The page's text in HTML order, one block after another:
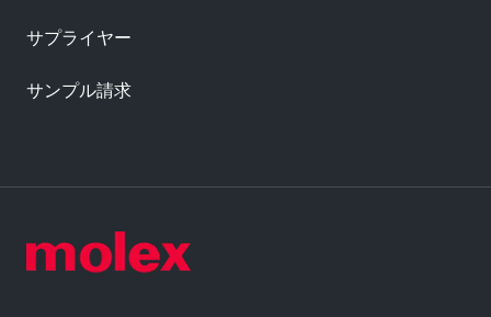
サプライヤー
サンプル請求